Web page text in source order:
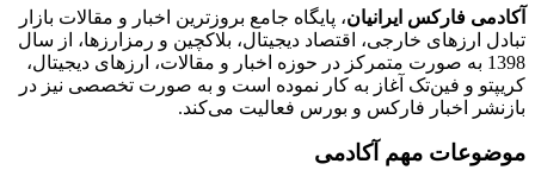
آکادمی فارکس ایرانیان، پایگاه جامع بروزترین اخبار و مقالات بازار
تبادل ارزهای خارجی، اقتصاد دیجیتال، بلاکچین و رمزارزها، از سال
1398 به صورت متمرکز در حوزه اخبار و مقالات، ارزهای‌ دیجیتال،
کریپتو و فین‌تک آغاز به کار نموده است و به صورت تخصصی نیز در
بازنشر اخبار فارکس و بورس فعالیت می‌کند.
موضوعات مهم آکادمی